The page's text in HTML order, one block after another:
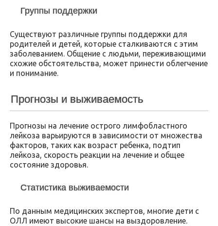
Группы поддержки
Существуют различные группы поддержки для
родителей и детей, которые сталкиваются с этим
заболеванием. Общение с людьми, переживающими
схожие обстоятельства, может принести облегчение
и понимание.
Прогнозы и выживаемость
Прогнозы на лечение острого лимфобластного
лейкоза варьируются в зависимости от множества
факторов, таких как возраст ребенка, подтип
лейкоза, скорость реакции на лечение и общее
состояние здоровья.
Статистика выживаемости
По данным медицинских экспертов, многие дети с
ОЛЛ имеют высокие шансы на выздоровление.